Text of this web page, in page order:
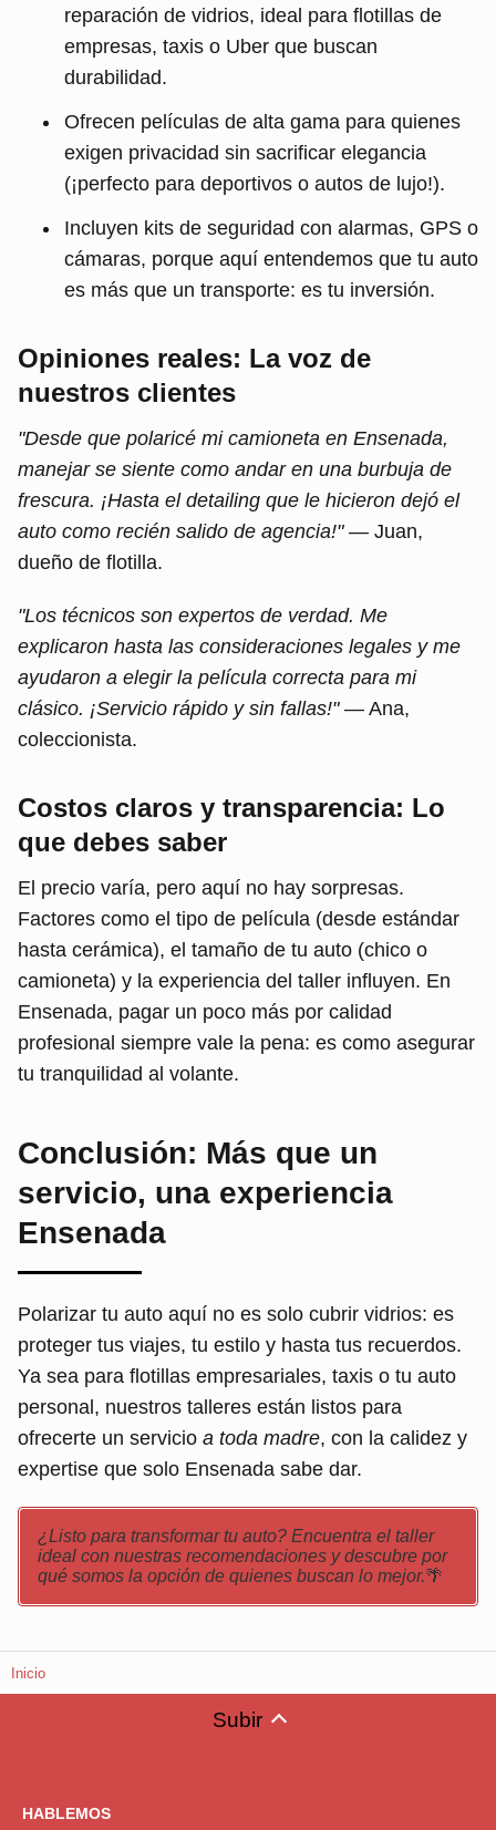
reparación de vidrios, ideal para flotillas de
empresas, taxis o Uber que buscan
durabilidad.
Ofrecen películas de alta gama para quienes
exigen privacidad sin sacrificar elegancia
(¡perfecto para deportivos o autos de lujo!).
Incluyen kits de seguridad con alarmas, GPS o
cámaras, porque aquí entendemos que tu auto
es más que un transporte: es tu inversión.
Opiniones reales: La voz de
nuestros clientes
"Desde que polaricé mi camioneta en Ensenada,
manejar se siente como andar en una burbuja de
frescura. ¡Hasta el detailing que le hicieron dejó el
auto como recién salido de agencia!"— Juan,
dueño de flotilla.
"Los técnicos son expertos de verdad. Me
explicaron hasta las consideraciones legales y me
ayudaron a elegir la película correcta para mi
clásico. ¡Servicio rápido y sin fallas!"— Ana,
coleccionista.
Costos claros y transparencia: Lo
que debes saber
El precio varía, pero aquí no hay sorpresas.
Factores como el tipo de película (desde estándar
hasta cerámica), el tamaño de tu auto (chico o
camioneta) y la experiencia del taller influyen. En
Ensenada, pagar un poco más por calidad
profesional siempre vale la pena: es como asegurar
tu tranquilidad al volante.
Conclusión: Más que un
servicio, una experiencia
Ensenada
Polarizar tu auto aquí no es solo cubrir vidrios: es
proteger tus viajes, tu estilo y hasta tus recuerdos.
Ya sea para flotillas empresariales, taxis o tu auto
personal, nuestros talleres están listos para
ofrecerte un servicio a toda madre, con la calidez y
expertise que solo Ensenada sabe dar.
¿Listo para transformar tu auto? Encuentra el taller
ideal con nuestras recomendaciones y descubre por
qué somos la opción de quienes buscan lo mejor.🌴
Inicio
Subir
HABLEMOS